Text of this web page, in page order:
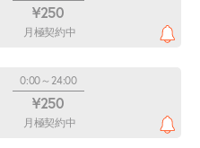
¥250
月極契約中
0:00～24:00
¥250
月極契約中